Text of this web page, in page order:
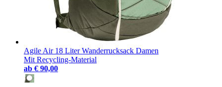
Agile Air 18 Liter Wanderrucksack Damen
Mit Recycling-Material
ab € 90,00